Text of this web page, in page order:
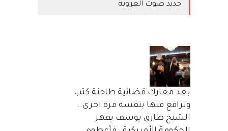
جديد صوت العروبة
بعد معارك قضائية طاحنة كتب
وترافع فيها بنفسه مرة اخرى..
الشيخ طارق يوسف يقهر